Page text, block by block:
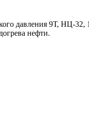
давления 9Т,
нефти.